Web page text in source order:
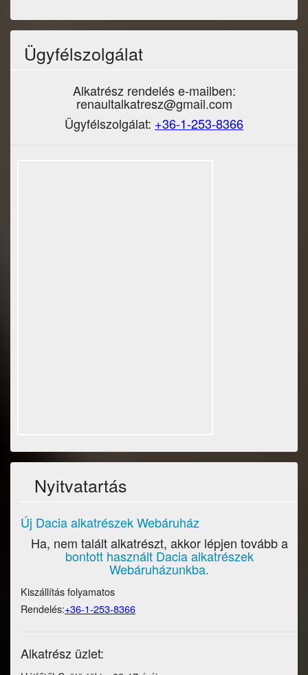
Ügyfélszolgálat
Alkatrész rendelés e-mailben:
renaultalkatresz@gmail.com
Ügyfélszolgálat: +36-1-253-8366
Nyitvatartás
Új Dacia alkatrészek Webáruház
Ha, nem talált alkatrészt, akkor lépjen tovább a
bontott használt Dacia alkatrészek
Webáruházunkba.
Kiszállítás folyamatos
Rendelés:+36-1-253-8366
Alkatrész üzlet: